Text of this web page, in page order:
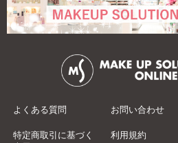
よくある質問 お問い合わせ
特定商取引に基づく
利用規約